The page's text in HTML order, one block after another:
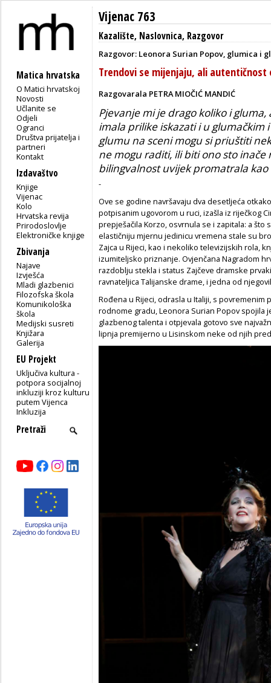
Matica hrvatska
O Matici hrvatskoj
Novosti
Učlanite se
Odjeli
Ogranci
Društva prijatelja i
partneri
Kontakt
Izdavaštvo
Knjige
Vijenac
Kolo
Hrvatska revija
Prirodoslovlje
Elektroničke knjige
Zbivanja
Najave
Izvješća
Mladi glazbenici
Filozofska škola
Komunikološka
škola
Medijski susreti
Knjižara
Galerija
EU Projekt
Uključiva kultura -
potpora socijalnoj
inkluziji kroz kulturu
putem Vijenca
Inkluzija
Vijenac 763
Kazalište, Naslovnica, Razgovor
Razgovor: Leonora Surian Popov, glumica i
Trendovi se mijenjaju, ali autentičnost
Razgovarala PETRA MIOČIĆ MANDIĆ
Pjevanje mi je drago koliko i
imala prilike iskazati i u glumačkim
glumu na sceni mogu si priuštiti
ne mogu raditi, ili biti ono sto inače
bilingvalnost uvijek promatrala
-
Ove se godine navršavaju dva desetljeća
potpisanim ugovorom u ruci, izašla iz riječkog
prepješačila Korzo, osvrnula se i zapitala: a što
elastičniju mjernu jedinicu vremena stale su
Zajca u Rijeci, kao i nekoliko televizijskih rola,
izumiteljsko priznanje. Ovjenčana Nagradom
razdoblju stekla i status Zajčeve dramske
ravnateljica Talijanske drame, i jedna od
Rođena u Rijeci, odrasla u Italiji, s povremenim
rodnome gradu, Leonora Surian Popov spojila
glazbenog talenta i otpjevala gotovo sve
lipnja premijerno u Lisinskom neke od njih